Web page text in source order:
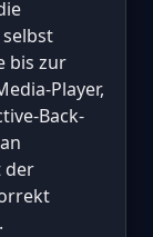
bis zur
Player,
Back-
der